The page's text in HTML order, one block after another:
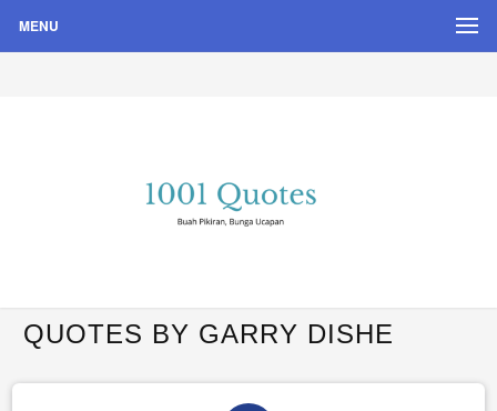
MENU
Quote Hari Puisi
QUOTES BY GARRY DISHE